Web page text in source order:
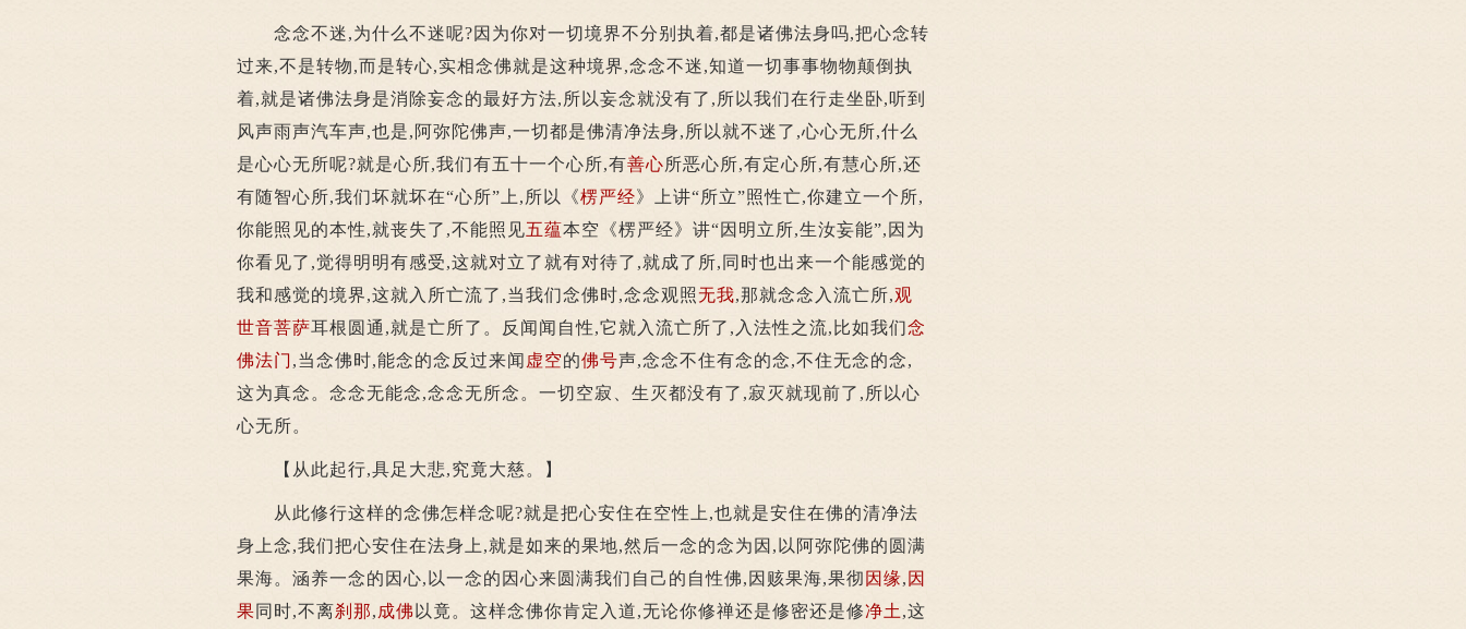
念念不迷,为什么不迷呢?因为你对一切境界不分别执着,都是诸佛法身吗,把心念转
过来,不是转物,而是转心,实相念佛就是这种境界,念念不迷,知道一切事事物物颠倒执
着,就是诸佛法身是消除妄念的最好方法,所以妄念就没有了,所以我们在行走坐卧,听到
风声雨声汽车声,也是,阿弥陀佛声,一切都是佛清净法身,所以就不迷了,心心无所,什么
是心心无所呢?就是心所,我们有五十一个心所,有善心所恶心所,有定心所,有慧心所,还
有随智心所,我们坏就坏在“心所”上,所以《楞严经》上讲“所立”照性亡,你建立一个所,
你能照见的本性,就丧失了,不能照见五蕴本空《楞严经》讲“因明立所,生汝妄能”,因为
你看见了,觉得明明有感受,这就对立了就有对待了,就成了所,同时也出来一个能感觉的
我和感觉的境界,这就入所亡流了,当我们念佛时,念念观照无我,那就念念入流亡所,观
世音菩萨耳根圆通,就是亡所了。反闻闻自性,它就入流亡所了,入法性之流,比如我们念
佛法门 ,当念佛时,能念的念反过来闻 虚空的佛号声,念念不住有念的念,不住无念的念,
这为真念。念念无能念,念念无所念。一切空寂、生灭都没有了,寂灭就现前了,所以心
心无所。
【从此起行,具足大悲,究竟大慈。】
从此修行这样的念佛怎样念呢?就是把心安住在空性上,也就是安住在佛的清净法
身上念,我们把心安住在法身上,就是如来的果地,然后一念的念为因,以阿弥陀佛的圆满
果海。涵养一念的因心,以一念的因心来圆满我们自己的自性佛,因赅果海,果彻 因缘, 因
果同时,不离刹那, 成佛 以竟。这样念佛你肯定入道,无论你修禅还是修密还是修净土 ,这